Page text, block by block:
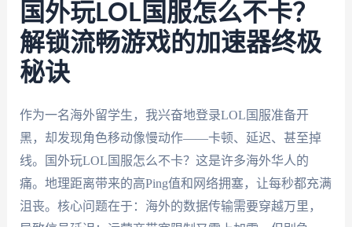
国外玩LOL国服怎么不卡？
解锁流畅游戏的加速器终极
秘诀
作为一名海外留学生，我兴奋地登录LOL国服准备开
黑，却发现角色移动像慢动作——卡顿、延迟、甚至掉
线。国外玩LOL国服怎么不卡？这是许多海外华人的
痛。地理距离带来的高Ping值和网络拥塞，让每秒都充满
沮丧。核心问题在于：海外的数据传输需要穿越万里，